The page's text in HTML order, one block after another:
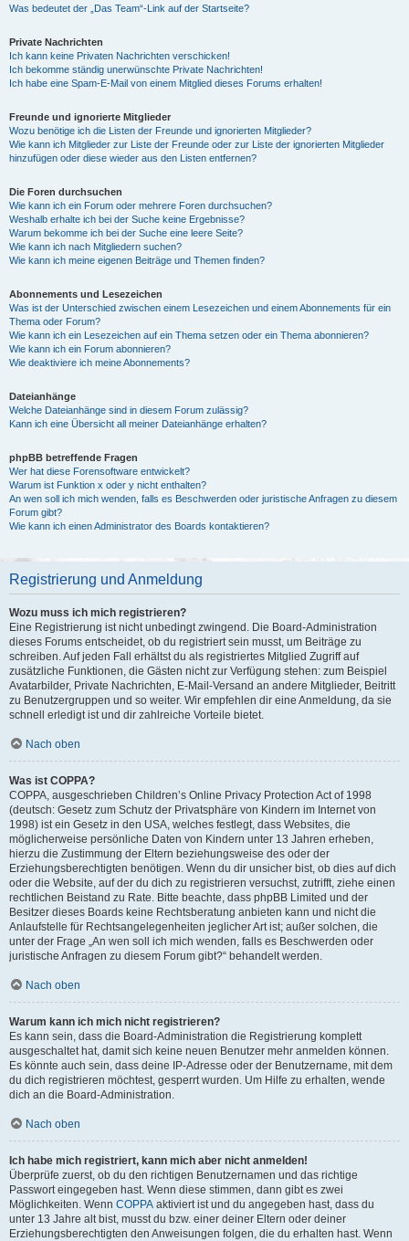
Was bedeutet der „Das Team“-Link auf der Startseite?
Private Nachrichten
Ich kann keine Privaten Nachrichten verschicken!
Ich bekomme ständig unerwünschte Private Nachrichten!
Ich habe eine Spam-E-Mail von einem Mitglied dieses Forums erhalten!
Freunde und ignorierte Mitglieder
Wozu benötige ich die Listen der Freunde und ignorierten Mitglieder?
Wie kann ich Mitglieder zur Liste der Freunde oder zur Liste der ignorierten Mitglieder
hinzufügen oder diese wieder aus den Listen entfernen?
Die Foren durchsuchen
Wie kann ich ein Forum oder mehrere Foren durchsuchen?
Weshalb erhalte ich bei der Suche keine Ergebnisse?
Warum bekomme ich bei der Suche eine leere Seite?
Wie kann ich nach Mitgliedern suchen?
Wie kann ich meine eigenen Beiträge und Themen finden?
Abonnements und Lesezeichen
Was ist der Unterschied zwischen einem Lesezeichen und einem Abonnements für ein
Thema oder Forum?
Wie kann ich ein Lesezeichen auf ein Thema setzen oder ein Thema abonnieren?
Wie kann ich ein Forum abonnieren?
Wie deaktiviere ich meine Abonnements?
Dateianhänge
Welche Dateianhänge sind in diesem Forum zulässig?
Kann ich eine Übersicht all meiner Dateianhänge erhalten?
phpBB betreffende Fragen
Wer hat diese Forensoftware entwickelt?
Warum ist Funktion x oder y nicht enthalten?
An wen soll ich mich wenden, falls es Beschwerden oder juristische Anfragen zu diesem
Forum gibt?
Wie kann ich einen Administrator des Boards kontaktieren?
Registrierung und Anmeldung
Wozu muss ich mich registrieren?
Eine Registrierung ist nicht unbedingt zwingend. Die Board-Administration
dieses Forums entscheidet, ob du registriert sein musst, um Beiträge zu
schreiben. Auf jeden Fall erhältst du als registriertes Mitglied Zugriff auf
zusätzliche Funktionen, die Gästen nicht zur Verfügung stehen: zum Beispiel
Avatarbilder, Private Nachrichten, E-Mail-Versand an andere Mitglieder, Beitritt
zu Benutzergruppen und so weiter. Wir empfehlen dir eine Anmeldung, da sie
schnell erledigt ist und dir zahlreiche Vorteile bietet.
Nach oben
Was ist COPPA?
COPPA, ausgeschrieben Children’s Online Privacy Protection Act of 1998
(deutsch: Gesetz zum Schutz der Privatsphäre von Kindern im Internet von
1998) ist ein Gesetz in den USA, welches festlegt, dass Websites, die
möglicherweise persönliche Daten von Kindern unter 13 Jahren erheben,
hierzu die Zustimmung der Eltern beziehungsweise des oder der
Erziehungsberechtigten benötigen. Wenn du dir unsicher bist, ob dies auf dich
oder die Website, auf der du dich zu registrieren versuchst, zutrifft, ziehe einen
rechtlichen Beistand zu Rate. Bitte beachte, dass phpBB Limited und der
Besitzer dieses Boards keine Rechtsberatung anbieten kann und nicht die
Anlaufstelle für Rechtsangelegenheiten jeglicher Art ist; außer solchen, die
unter der Frage „An wen soll ich mich wenden, falls es Beschwerden oder
juristische Anfragen zu diesem Forum gibt?“ behandelt werden.
Nach oben
Warum kann ich mich nicht registrieren?
Es kann sein, dass die Board-Administration die Registrierung komplett
ausgeschaltet hat, damit sich keine neuen Benutzer mehr anmelden können.
Es könnte auch sein, dass deine IP-Adresse oder der Benutzername, mit dem
du dich registrieren möchtest, gesperrt wurden. Um Hilfe zu erhalten, wende
dich an die Board-Administration.
Nach oben
Ich habe mich registriert, kann mich aber nicht anmelden!
Überprüfe zuerst, ob du den richtigen Benutzernamen und das richtige
Passwort eingegeben hast. Wenn diese stimmen, dann gibt es zwei
Möglichkeiten. Wenn COPPA aktiviert ist und du angegeben hast, dass du
unter 13 Jahre alt bist, musst du bzw. einer deiner Eltern oder deiner
Erziehungsberechtigten den Anweisungen folgen, die du erhalten hast. Wenn